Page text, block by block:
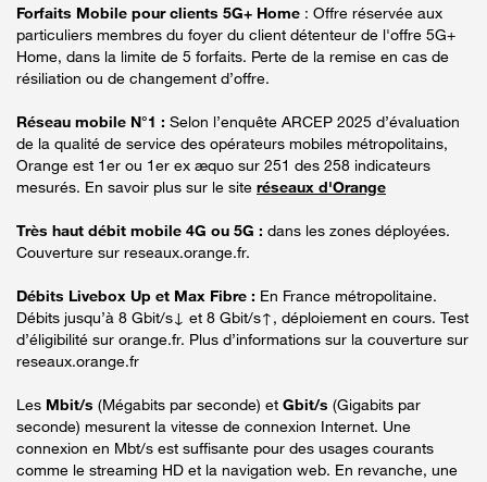
Forfaits Mobile pour clients 5G+ Home : Offre réservée aux
particuliers membres du foyer du client détenteur de l'offre 5G+
Home, dans la limite de 5 forfaits. Perte de la remise en cas de
résiliation ou de changement d’offre.
Réseau mobile N°1 : Selon l’enquête ARCEP 2025 d’évaluation
de la qualité de service des opérateurs mobiles métropolitains,
Orange est 1er ou 1er ex æquo sur 251 des 258 indicateurs
mesurés. En savoir plus sur le site réseaux d'Orange
Très haut débit mobile 4G ou 5G : dans les zones déployées.
Couverture sur reseaux.orange.fr.
Débits Livebox Up et Max Fibre : En France métropolitaine.
Débits jusqu’à 8 Gbit/s↓ et 8 Gbit/s↑, déploiement en cours. Test
d’éligibilité sur orange.fr. Plus d’informations sur la couverture sur
reseaux.orange.fr
Les Mbit/s (Mégabits par seconde) et Gbit/s (Gigabits par
seconde) mesurent la vitesse de connexion Internet. Une
connexion en Mbt/s est suffisante pour des usages courants
comme le streaming HD et la navigation web. En revanche, une